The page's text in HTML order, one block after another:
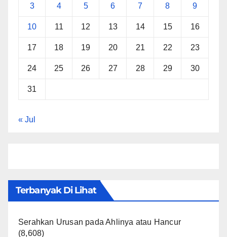
3 4 5 6 7 8 9
10 11 12 13 14 15 16
17 18 19 20 21 22 23
24 25 26 27 28 29 30
31
« Jul
Terbanyak Di Lihat
Serahkan Urusan pada Ahlinya atau Hancur
(8,608)